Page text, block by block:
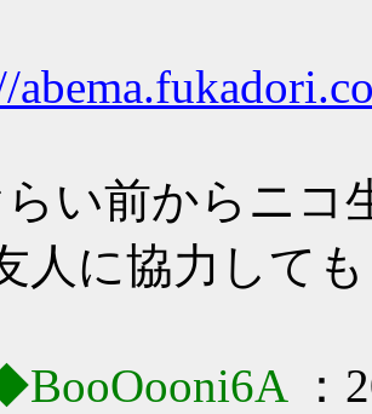
らい前からニコ
人に協力して